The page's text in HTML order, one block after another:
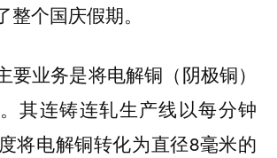
整个国庆假期。
要业务是将电解铜（阴极铜）
其连铸连轧生产线以每分钟
将电解铜转化为直径8毫米的